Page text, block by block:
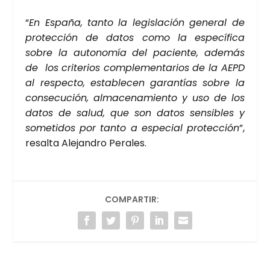
“En Espa­ña, tan­to la legis­la­ción gene­ral de
pro­tec­ción de datos como la espe­cí­fi­ca
sobre la auto­no­mía del pacien­te, ade­más
de los cri­te­rios com­ple­men­ta­rios de la AEPD
al res­pec­to, esta­ble­cen garan­tías sobre la
con­se­cu­ción, alma­ce­na­mien­to y uso de los
datos de salud, que son datos sen­si­bles y
some­ti­dos por tan­to a espe­cial pro­tec­ción”,
resal­ta Ale­jan­dro Pera­les.
COMPARTIR: